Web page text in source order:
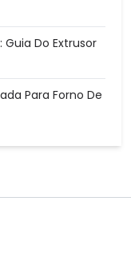
Do Extrusor
Para Forno De